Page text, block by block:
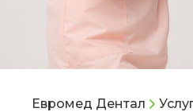
Евромед Дентал